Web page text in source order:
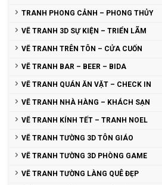
TRANH PHONG CẢNH – PHONG THỦY
VẼ TRANH 3D SỰ KIỆN – TRIỂN LÃM
VẼ TRANH TRÊN TÔN – CỬA CUỐN
VẼ TRANH BAR – BEER – BIDA
VẼ TRANH QUÁN ĂN VẶT – CHECK IN
VẼ TRANH NHÀ HÀNG – KHÁCH SẠN
VẼ TRANH KÍNH TẾT – TRANH NOEL
VẼ TRANH TƯỜNG 3D TÔN GIÁO
VẼ TRANH TƯỜNG 3D PHÒNG GAME
VẼ TRANH TƯỜNG LÀNG QUÊ ĐẸP